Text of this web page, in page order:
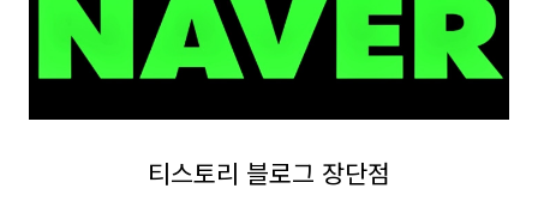
티스토리 블로그 장단점